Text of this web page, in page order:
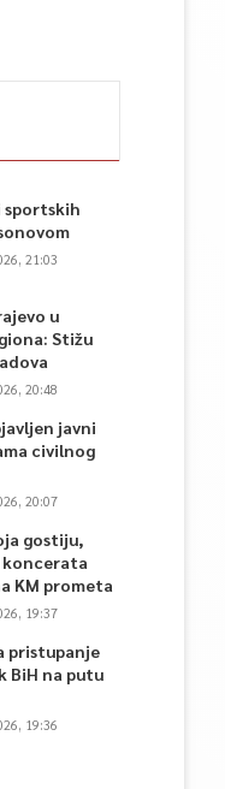
sportskih
21:03
u
Stižu
20:48
javni
civilnog
20:07
gostiju,
KM prometa
19:37
pristupanje
BiH na putu
19:36